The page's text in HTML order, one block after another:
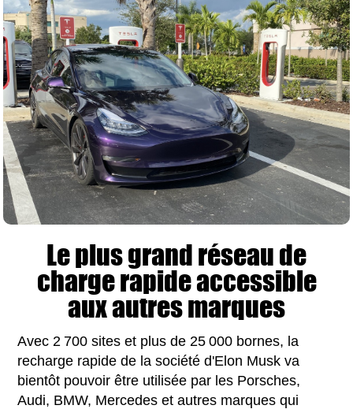
Le plus grand réseau de
charge rapide accessible
aux autres marques
Avec 2 700 sites et plus de 25 000 bornes, la
recharge rapide de la société d'Elon Musk va
bientôt pouvoir être utilisée par les Porsches,
Audi, BMW, Mercedes et autres marques qui